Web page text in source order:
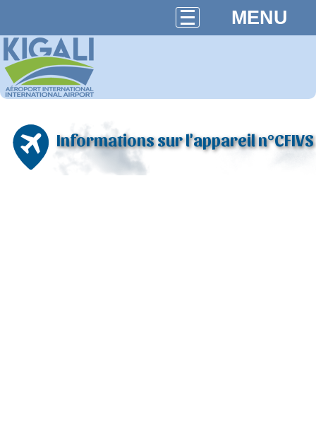
MENU
Informations sur l'appareil n°CFIVS